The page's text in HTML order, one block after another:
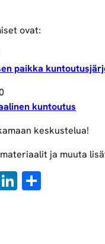
ovat:
paikka
kuntoutus
keskustelua!
ja muuta
LinkedIn